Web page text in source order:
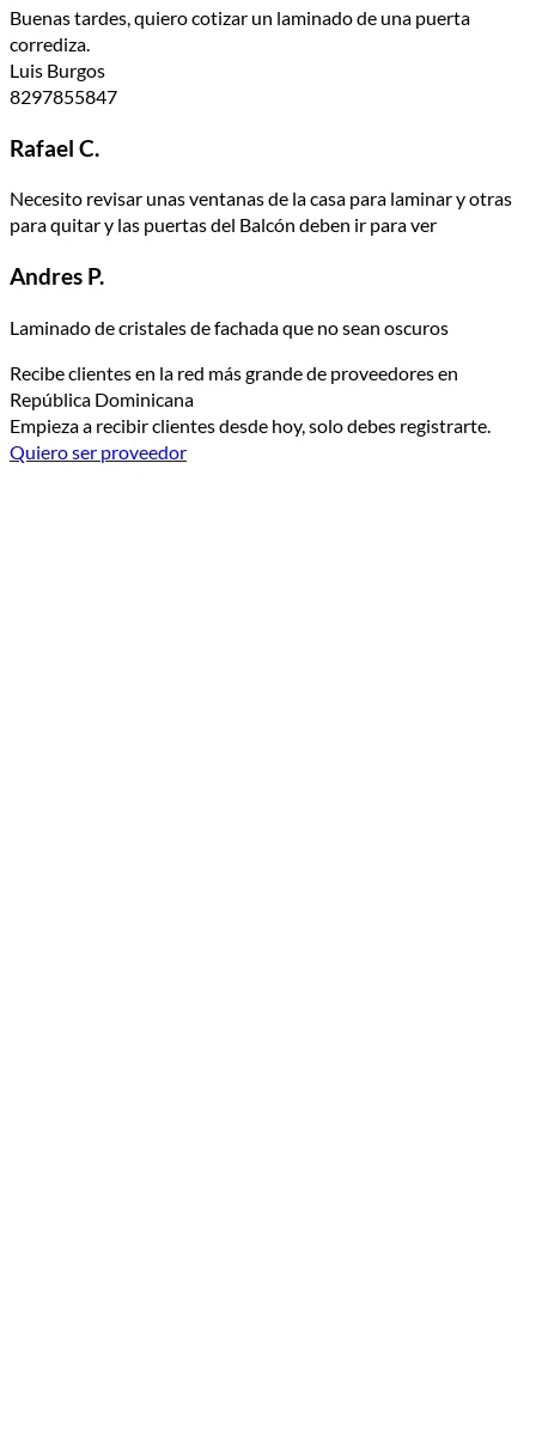
Buenas tardes, quiero cotizar un laminado de una puerta
corrediza.
Luis Burgos
8297855847
Rafael C.
Necesito revisar unas ventanas de la casa para laminar y otras
para quitar y las puertas del Balcón deben ir para ver
Andres P.
Laminado de cristales de fachada que no sean oscuros
Recibe clientes en la red más grande de proveedores en
República Dominicana
Empieza a recibir clientes desde hoy, solo debes registrarte.
Quiero ser proveedor